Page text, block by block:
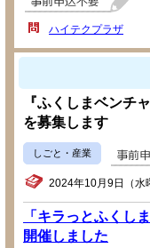
ハイテクプラザ
『ふくしまベンチ
を募集します
しごと・産業
2024年10月9日（水
「キラっとふくし
開催しました